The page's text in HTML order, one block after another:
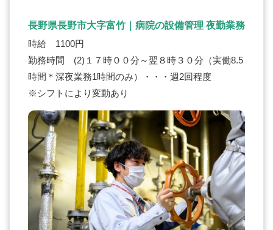
長野県長野市大字富竹｜病院の設備管理 夜勤業務
時給 1100円
勤務時間 (2)１７時００分～翌８時３０分（実働8.5
時間＊深夜業務1時間のみ）・・・週2回程度
※シフトにより変動あり